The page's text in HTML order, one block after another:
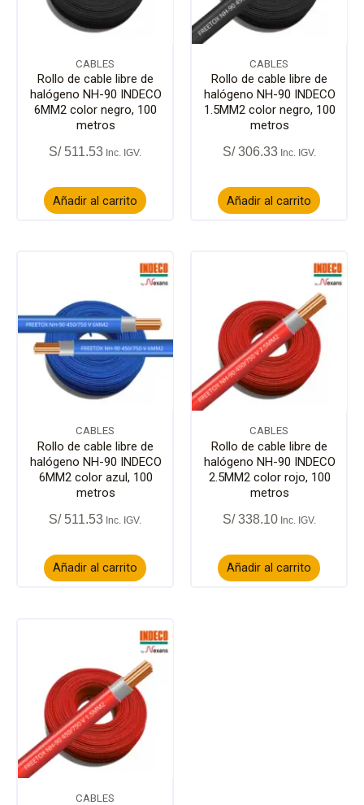
CABLES
Rollo de cable libre de
halógeno NH-90 INDECO
6MM2 color negro, 100
metros
S/511.53
Añadir al carrito
CABLES
Rollo de cable libre de
halógeno NH-90 INDECO
1.5MM2 color negro, 100
metros
S/306.33
Añadir al carrito
CABLES
Rollo de cable libre de
halógeno NH-90 INDECO
6MM2 color azul, 100
metros
S/511.53
Añadir al carrito
CABLES
Rollo de cable libre de
halógeno NH-90 INDECO
2.5MM2 color rojo, 100
metros
S/338.10
Añadir al carrito
CABLES